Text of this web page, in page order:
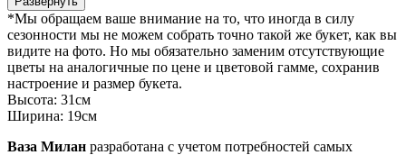
*Мы обращаем ваше внимание на то, что иногда в силу
сезонности мы не можем собрать точно такой же букет, как вы
видите на фото. Но мы обязательно заменим отсутствующие
цветы на аналогичные по цене и цветовой гамме, сохранив
настроение и размер букета.
Высота: 31см
Ширина: 19см
Ваза Милан разработана с учетом потребностей самых